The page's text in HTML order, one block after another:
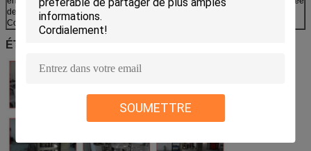
SOUMETTRE
de vie.
Configurez le mécanisme de granule.
ÉTAPES ET PAQUET DE TRAVAIL